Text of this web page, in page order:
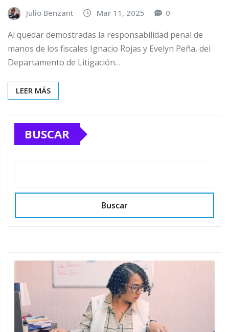
Julio Benzant Mar 11, 2025 0
Al quedar demostradas la responsabilidad penal de
manos de los fiscales Ignacio Rojas y Evelyn Peña, del
Departamento de Litigación…
LEER MÁS
BUSCAR
Buscar